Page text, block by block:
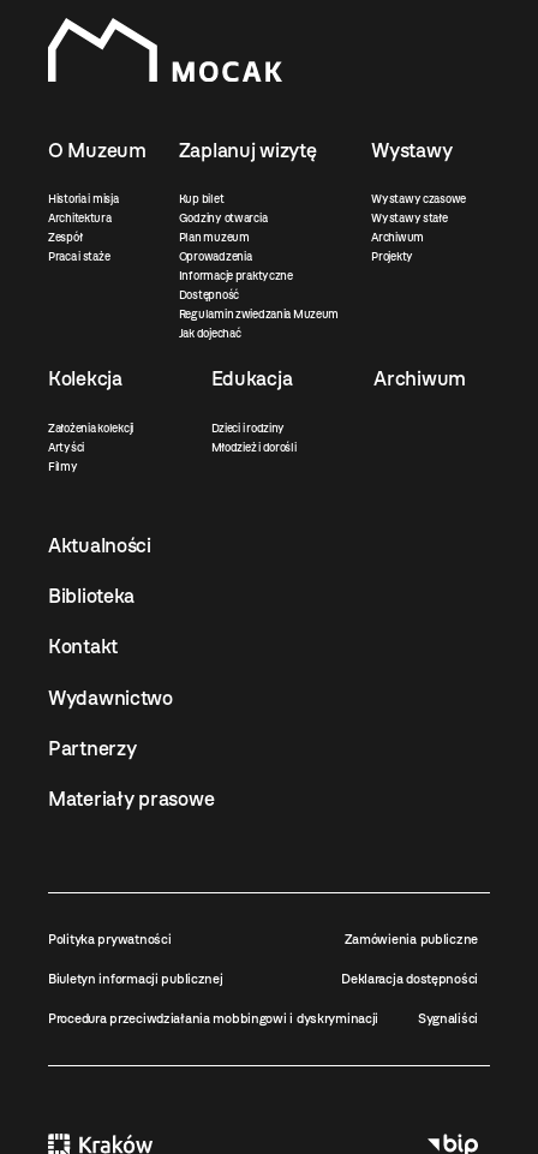
O Muzeum
Historia i misja
Architektura
Zespół
Praca i staże
Zaplanuj wizytę
Kup bilet
Godziny otwarcia
Plan muzeum
Oprowadzenia
Informacje praktyczne
Dostępność
Regulamin zwiedzania Muzeum
Jak dojechać
Wystawy
Wystawy czasowe
Wystawy stałe
Archiwum
Projekty
Kolekcja
Założenia kolekcji
Artyści
Filmy
Edukacja
Dzieci i rodziny
Młodzież i dorośli
Archiwum
Aktualności
Biblioteka
Kontakt
Wydawnictwo
Partnerzy
Materiały prasowe
Polityka prywatności Zamówienia publiczne
Biuletyn informacji publicznej Deklaracja dostępności
Procedura przeciwdziałania mobbingowi i dyskryminacji Sygnaliści